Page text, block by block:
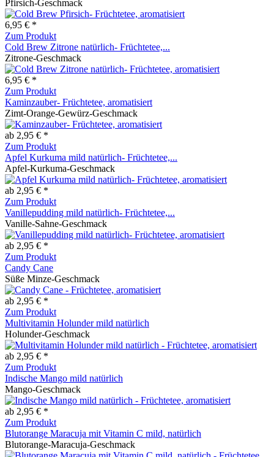
Pfirsich-Geschmack
6,95 € *
Zum Produkt
Cold Brew Zitrone natürlich- Früchtetee,...
Zitrone-Geschmack
6,95 € *
Zum Produkt
Kaminzauber- Früchtetee, aromatisiert
Zimt-Orange-Gewürz-Geschmack
ab 2,95 € *
Zum Produkt
Apfel Kurkuma mild natürlich- Früchtetee,...
Apfel-Kurkuma-Geschmack
ab 2,95 € *
Zum Produkt
Vanillepudding mild natürlich- Früchtetee,...
Vanille-Sahne-Geschmack
ab 2,95 € *
Zum Produkt
Candy Cane
Süße Minze-Geschmack
ab 2,95 € *
Zum Produkt
Multivitamin Holunder mild natürlich
Holunder-Geschmack
ab 2,95 € *
Zum Produkt
Indische Mango mild natürlich
Mango-Geschmack
ab 2,95 € *
Zum Produkt
Blutorange Maracuja mit Vitamin C mild, natürlich
Blutorange-Maracuja-Geschmack